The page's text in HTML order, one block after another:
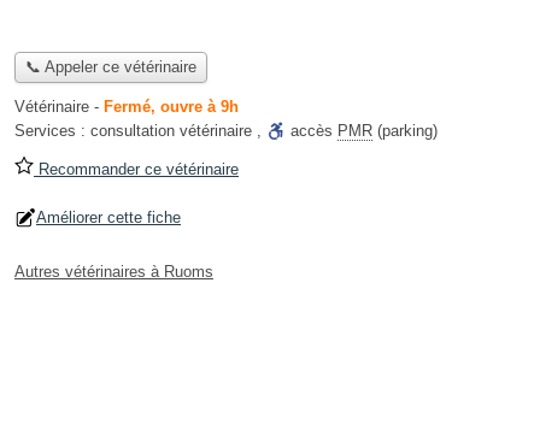
📞 Appeler ce vétérinaire
Vétérinaire - Fermé, ouvre à 9h
Services : consultation vétérinaire , accès PMR (parking)
Recommander ce vétérinaire
Améliorer cette fiche
Autres vétérinaires à Ruoms